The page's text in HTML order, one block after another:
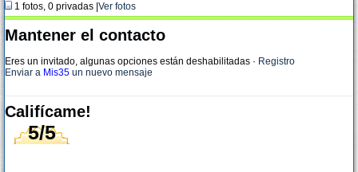
1 fotos, 0 privadas | Ver fotos
Mantener el contacto
Eres un invitado, algunas opciones están deshabilitadas · Registro
Enviar a Mis35 un nuevo mensaje
Califícame!
5/5